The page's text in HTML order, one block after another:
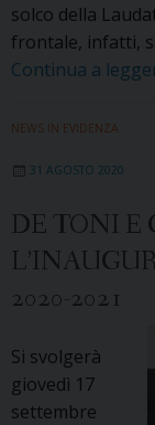
solco della
frontale, infatti,
Continua a
NEWS IN EVIDENZA
31 AGOSTO 2020
DE TONI E
2020-2021
Si svolgerà
giovedì 17
settembre